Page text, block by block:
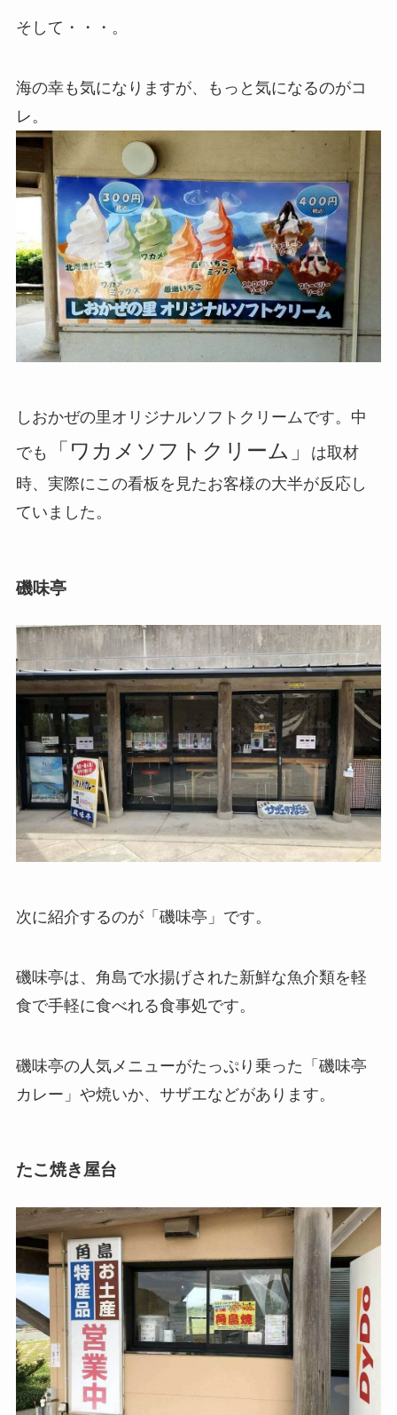
そして・・・。
海の幸も気になりますが、もっと気になるのがコ
レ。
しおかぜの里オリジナルソフトクリームです。中
でも
「ワカメソフトクリーム」
は取材
時、実際にこの看板を見たお客様の大半が反応し
ていました。
磯味亭
次に紹介するのが「磯味亭」です。
磯味亭は、角島で水揚げされた新鮮な魚介類を軽
食で手軽に食べれる食事処です。
磯味亭の人気メニューがたっぷり乗った「磯味亭
カレー」や焼いか、サザエなどがあります。
たこ焼き屋台